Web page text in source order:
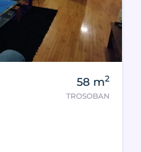
58 m2
TROSOBAN